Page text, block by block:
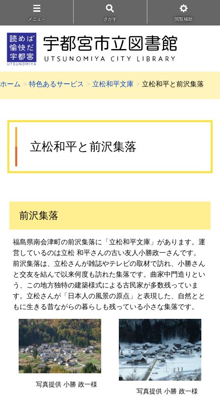
メニュ－ さがす 閲覧補助
ホーム 特色あるサービス 立松和平文庫 立松和平と前沢集落
立松和平と前沢集落
前沢集落
福島県南会津町の前沢集落に「立松和平文庫」があります。運
営しているのは立松 和平さんの古い友人小勝政一さんです。
前沢集落は、立松さんが雑誌やテレビの取材で訪れ、小勝さん
と交友を結んで以来何度も訪れた集落です。曲家中門造りとい
う、この地方独特の建築様式による古民家が多数残っていま
す。立松さんが「日本人の風景の原点」と表現した、自然とと
もに生きる昔ながらの暮らしも残っている小さな集落です。
写真提供 小勝 政一様
写真提供 小勝 政一様